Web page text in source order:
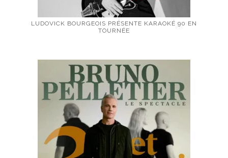
LUDOVICK BOURGEOIS PRÉSENTE KARAOKÉ 90 EN
TOURNÉE